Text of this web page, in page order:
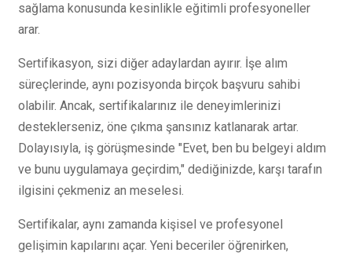
sağlama konusunda kesinlikle eğitimli profesyoneller
arar.
Sertifikasyon, sizi diğer adaylardan ayırır. İşe alım
süreçlerinde, aynı pozisyonda birçok başvuru sahibi
olabilir. Ancak, sertifikalarınız ile deneyimlerinizi
desteklerseniz, öne çıkma şansınız katlanarak artar.
Dolayısıyla, iş görüşmesinde "Evet, ben bu belgeyi aldım
ve bunu uygulamaya geçirdim," dediğinizde, karşı tarafın
ilgisini çekmeniz an meselesi.
Sertifikalar, aynı zamanda kişisel ve profesyonel
gelişimin kapılarını açar. Yeni beceriler öğrenirken,